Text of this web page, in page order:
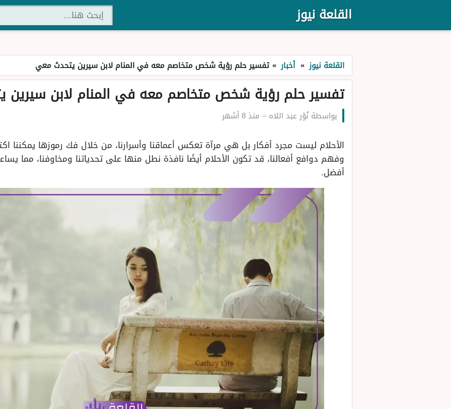
القلعة نيوز
القلعة نيوز » أخبار » تفسير حلم رؤية شخص متخاصم معه في المنام لابن سيرين يتحدث معي
تفسير حلم رؤية شخص متخاصم معه في المنام لابن
بواسطة نُوْر عبد اللاه– منذ 8 أشهر
الأحلام ليست مجرد أفكار بل هي مرآة تعكس أعماقنا وأسرارنا، من خلال فك رموزها
وفهم دوافع أفعالنا، قد تكون الأحلام أيضًا نافذة نطل منها على تحدياتنا ومخاوفنا، مما
أفضل.